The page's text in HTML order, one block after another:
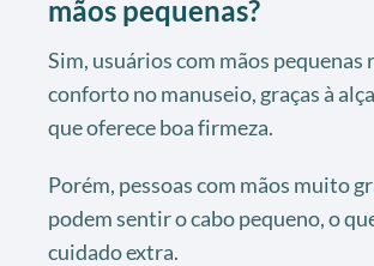
mãos pequenas?
Sim, usuários com mãos pequenas
conforto no manuseio, graças à
que oferece boa firmeza.
Porém, pessoas com mãos muito
podem sentir o cabo pequeno, o
cuidado extra.